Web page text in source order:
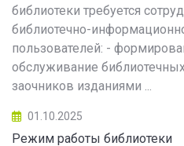
библиотеки требуется
библиотечно-
пользователей: -
обслуживание
заочников изданиями ...
01.10.2025
Режим работы библиотеки